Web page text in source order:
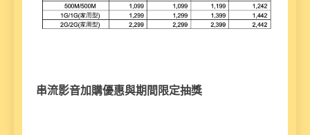
串流影音加購優惠與期間限定抽獎